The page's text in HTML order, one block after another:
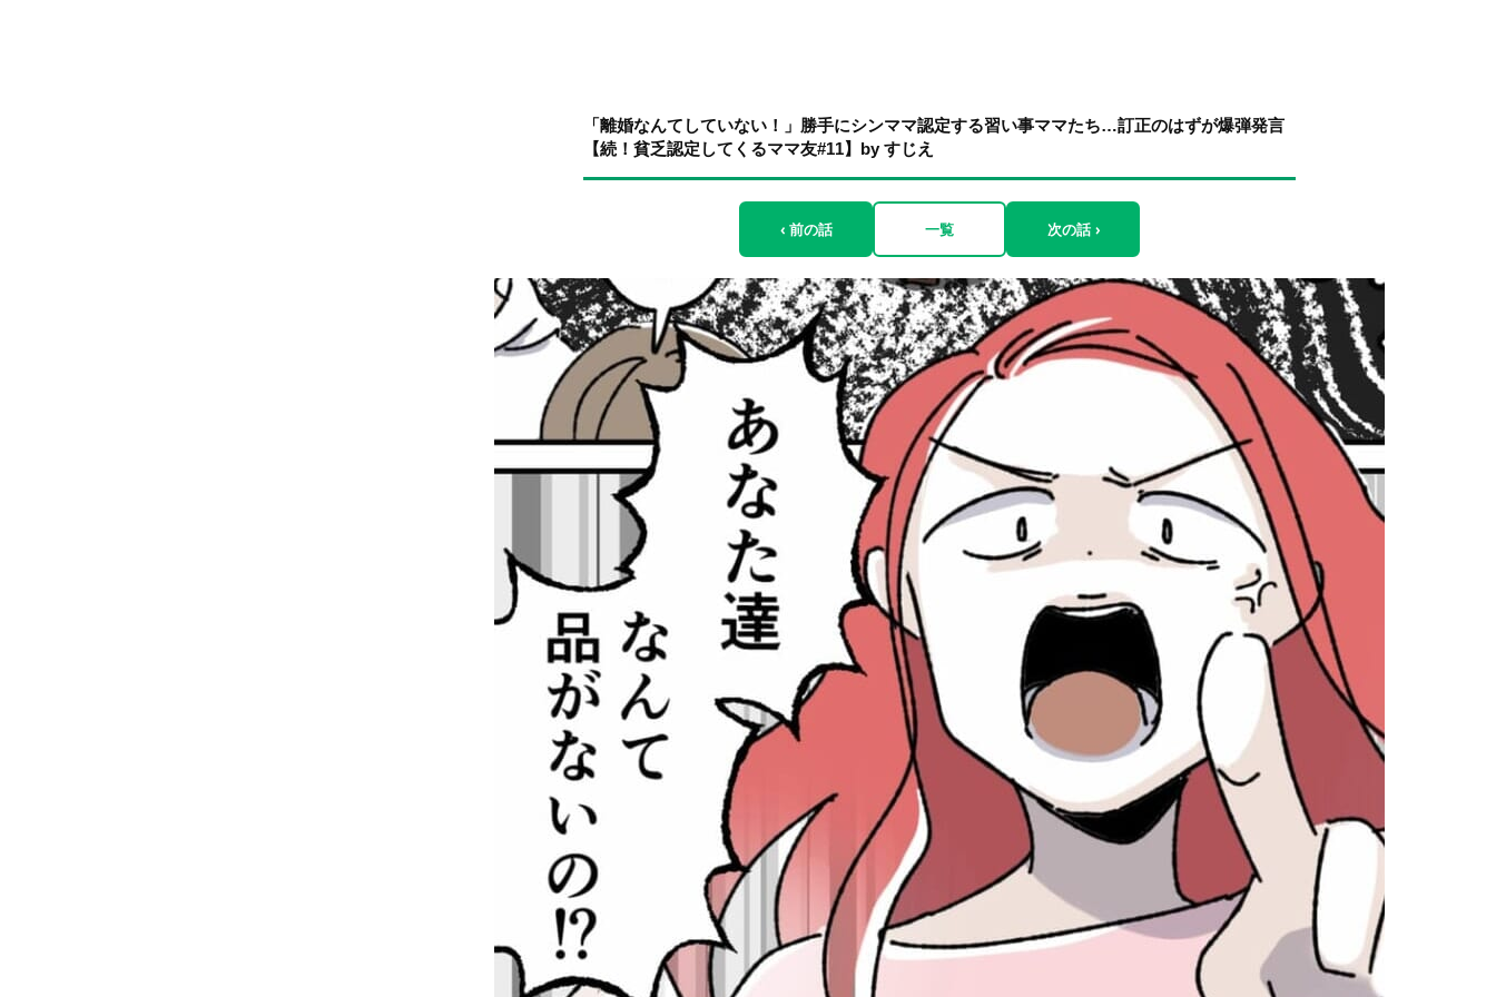
「離婚なんてしていない！」勝手にシンママ認定する習い事ママたち…訂正のはずが爆弾発言
【続！貧乏認定してくるママ友#11】by すじえ
‹ 前の話 一覧 次の話 ›